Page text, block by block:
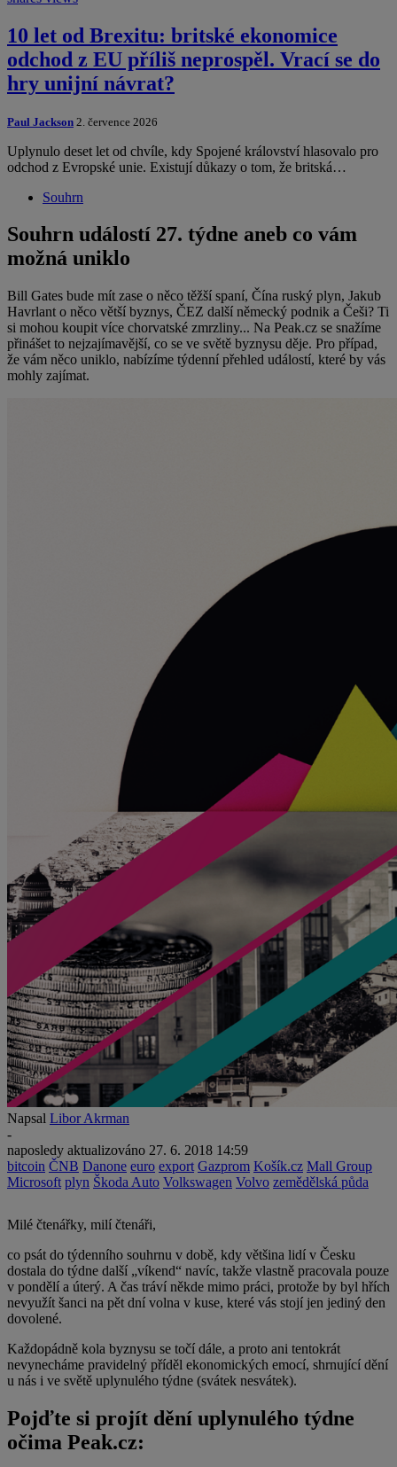
10 let od Brexitu: britské ekonomice
odchod z EU příliš neprospěl. Vrací se do
hry unijní návrat?
Paul Jackson 2. července 2026
Uplynulo deset let od chvíle, kdy Spojené království hlasovalo pro
odchod z Evropské unie. Existují důkazy o tom, že britská…
Souhrn
Souhrn událostí 27. týdne aneb co vám
možná uniklo
Bill Gates bude mít zase o něco těžší spaní, Čína ruský plyn, Jakub
Havrlant o něco větší byznys, ČEZ další německý podnik a Češi? Ti
si mohou koupit více chorvatské zmrzliny... Na Peak.cz se snažíme
přinášet to nejzajímavější, co se ve světě byznysu děje. Pro případ,
že vám něco uniklo, nabízíme týdenní přehled událostí, které by vás
mohly zajímat.
Napsal Libor Akrman
-
naposledy aktualizováno 27. 6. 2018 14:59
bitcoin ČNB Danone euro export Gazprom Košík.cz Mall Group
Microsoft plyn Škoda Auto Volkswagen Volvo zemědělská půda
Milé čtenářky, milí čtenáři,
co psát do týdenního souhrnu v době, kdy většina lidí v Česku
dostala do týdne další „víkend“ navíc, takže vlastně pracovala pouze
v pondělí a úterý. A čas tráví někde mimo práci, protože by byl hřích
nevyužít šanci na pět dní volna v kuse, které vás stojí jen jediný den
dovolené.
Každopádně kola byznysu se točí dále, a proto ani tentokrát
nevynecháme pravidelný příděl ekonomických emocí, shrnující dění
u nás i ve světě uplynulého týdne (svátek nesvátek).
Pojďte si projít dění uplynulého týdne
očima Peak.cz: